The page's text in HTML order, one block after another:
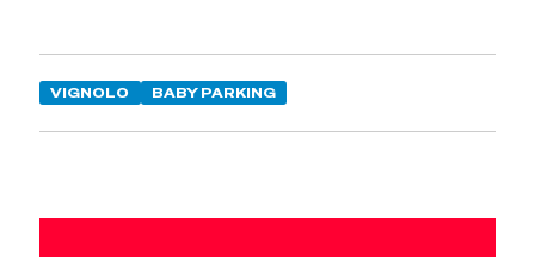
VIGNOLO BABY PARKING